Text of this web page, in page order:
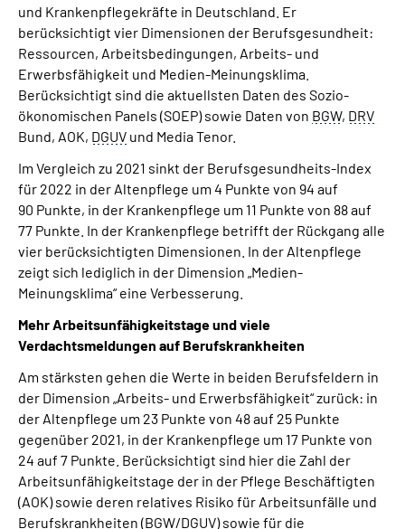
und Krankenpflegekräfte in Deutschland. Er
berücksichtigt vier Dimensionen der Berufsgesundheit:
Ressourcen, Arbeitsbedingungen, Arbeits- und
Erwerbsfähigkeit und Medien-Meinungsklima.
Berücksichtigt sind die aktuellsten Daten des Sozio-
ökonomischen Panels (SOEP) sowie Daten von BGW, DRV
Bund, AOK, DGUV und Media Tenor.
Im Vergleich zu 2021 sinkt der Berufsgesundheits-Index
für 2022 in der Altenpflege um 4 Punkte von 94 auf
90 Punkte, in der Krankenpflege um 11 Punkte von 88 auf
77 Punkte. In der Krankenpflege betrifft der Rückgang alle
vier berücksichtigten Dimensionen. In der Altenpflege
zeigt sich lediglich in der Dimension „Medien-
Meinungsklima“ eine Verbesserung.
Mehr Arbeitsunfähigkeitstage und viele
Verdachtsmeldungen auf Berufskrankheiten
Am stärksten gehen die Werte in beiden Berufsfeldern in
der Dimension „Arbeits- und Erwerbsfähigkeit“ zurück: in
der Altenpflege um 23 Punkte von 48 auf 25 Punkte
gegenüber 2021, in der Krankenpflege um 17 Punkte von
24 auf 7 Punkte. Berücksichtigt sind hier die Zahl der
Arbeitsunfähigkeitstage der in der Pflege Beschäftigten
(AOK) sowie deren relatives Risiko für Arbeitsunfälle und
Berufskrankheiten (BGW/DGUV) sowie für die